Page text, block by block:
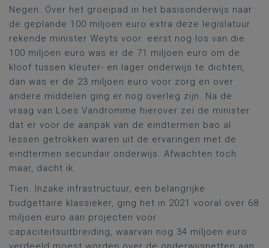
Negen. Over het groeipad in het basisonderwijs naar
de geplande 100 miljoen euro extra deze legislatuur
rekende minister Weyts voor: eerst nog los van die
100 miljoen euro was er de 71 miljoen euro om de
kloof tussen kleuter- en lager onderwijs te dichten,
dan was er de 23 miljoen euro voor zorg en over
andere middelen ging er nog overleg zijn. Na de
vraag van Loes Vandromme hierover zei de minister
dat er voor de aanpak van de eindtermen bao al
lessen getrokken waren uit de ervaringen met de
eindtermen secundair onderwijs. Afwachten toch
maar, dacht ik.
Tien. Inzake infrastructuur, een belangrijke
budgettaire klassieker, ging het in 2021 vooral over 68
miljoen euro aan projecten voor
capaciteitsuitbreiding, waarvan nog 34 miljoen euro